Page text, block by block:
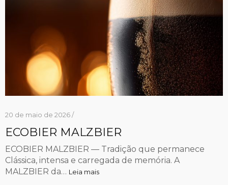
20 de maio de 2026 /
ECOBIER MALZBIER
ECOBIER MALZBIER — Tradição que permanece
Clássica, intensa e carregada de memória. A
MALZBIER da… Leia mais